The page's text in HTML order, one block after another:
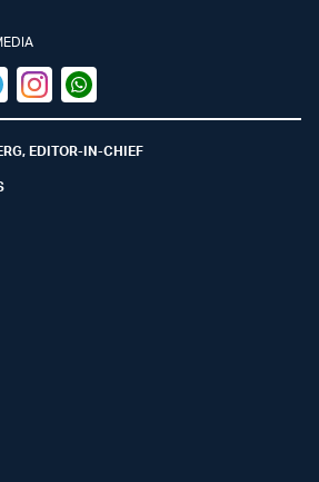
InstagramWhatsapp
EDITOR-IN-CHIEF